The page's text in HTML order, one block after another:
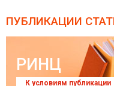
ПУБЛИКАЦИИ
РИНЦ
К условиям публикации